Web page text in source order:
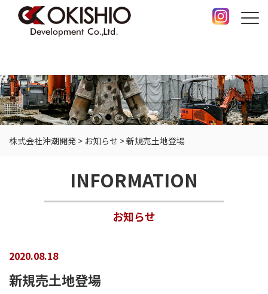
株式会社沖潮開発 > お知らせ >新規売土地登場
INFORMATION
お知らせ
2020.08.18
新規売土地登場